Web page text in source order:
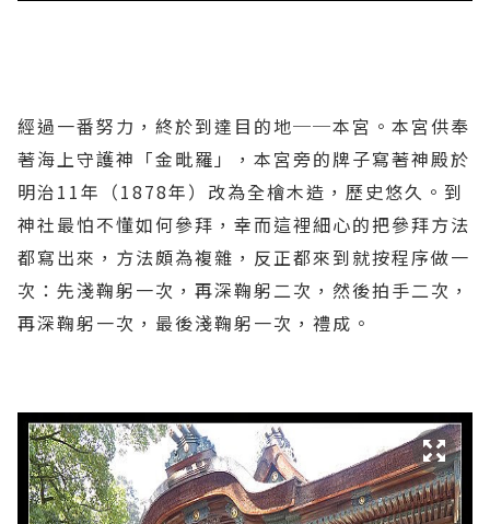
經過一番努力，終於到達目的地──本宮。本宮供奉
著海上守護神「金毗羅」，本宮旁的牌子寫著神殿於
明治11年（1878年）改為全檜木造，歷史悠久。到
神社最怕不懂如何參拜，幸而這裡細心的把參拜方法
都寫出來，方法頗為複雜，反正都來到就按程序做一
次：先淺鞠躬一次，再深鞠躬二次，然後拍手二次，
再深鞠躬一次，最後淺鞠躬一次，禮成。